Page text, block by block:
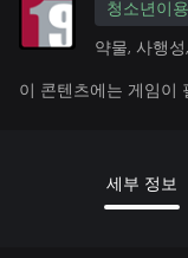
청소년이
약물, 사행
이 콘텐츠에는 게임이
세부 정보